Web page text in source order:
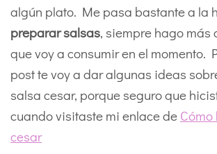
algún plato. Me pasa bastante a la
preparar salsas, siempre hago más
que voy a consumir en el momento.
post te voy a dar algunas ideas
salsa cesar, porque seguro que
cuando visitaste mi enlace de
cesar